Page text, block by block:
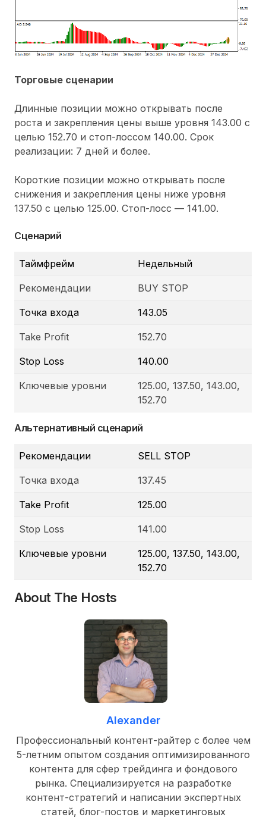
Торговые сценарии
Длинные позиции можно открывать после
роста и закрепления цены выше уровня 143.00 с
целью 152.70 и стоп-лоссом 140.00. Срок
реализации: 7 дней и более.
Короткие позиции можно открывать после
снижения и закрепления цены ниже уровня
137.50 с целью 125.00. Стоп-лосс — 141.00.
Сценарий
Таймфрейм Недельный
Рекомендации BUY STOP
Точка входа 143.05
Take Profit 152.70
Stop Loss 140.00
Ключевые уровни
125.00, 137.50, 143.00,
152.70
Альтернативный сценарий
Рекомендации SELL STOP
Точка входа 137.45
Take Profit 125.00
Stop Loss 141.00
Ключевые уровни
125.00, 137.50, 143.00,
152.70
About The Hosts
Alexander
Профессиональный контент-райтер с более чем
5-летним опытом создания оптимизированного
контента для сфер трейдинга и фондового
рынка. Специализируется на разработке
контент-стратегий и написании экспертных
статей, блог-постов и маркетинговых